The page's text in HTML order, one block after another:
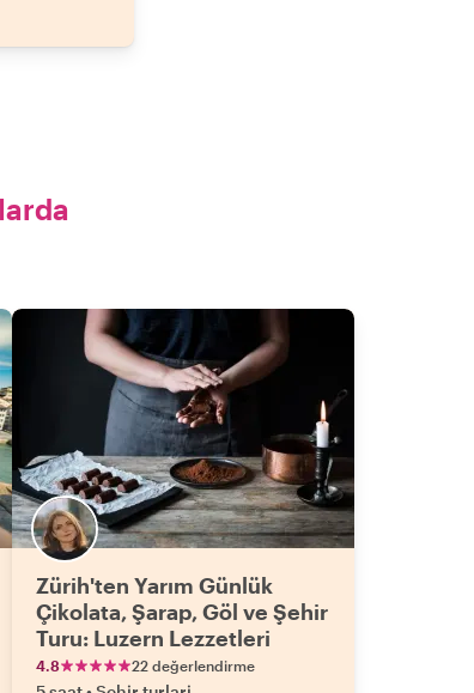
Zürih'ten Yarım Günlük
Çikolata, Şarap, Göl ve Şehir
Turu: Luzern Lezzetleri
4.8 22 değerlendirme